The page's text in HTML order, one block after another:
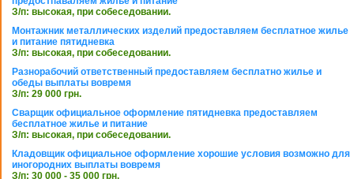
З/п: высокая, при собеседовании.
Монтажник металлических изделий предоставляем бесплатное жилье
и питание пятидневка
З/п: высокая, при собеседовании.
Разнорабочий ответственный предоставляем бесплатно жилье и
обеды выплаты вовремя
З/п: 29 000 грн.
Сварщик официальное оформление пятидневка предоставляем
бесплатное жилье и питание
З/п: высокая, при собеседовании.
Кладовщик официальное оформление хорошие условия возможно для
иногородних выплаты вовремя
З/п: 30 000 - 35 000 грн.